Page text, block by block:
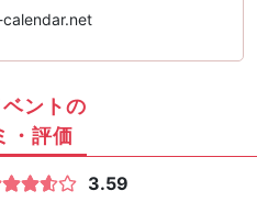
ントの
・評価
3.59